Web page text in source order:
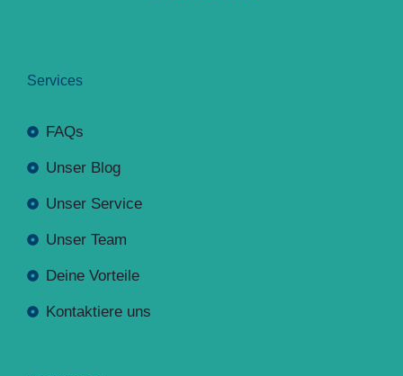
Services
FAQs
Unser Blog
Unser Service
Unser Team
Deine Vorteile
Kontaktiere uns